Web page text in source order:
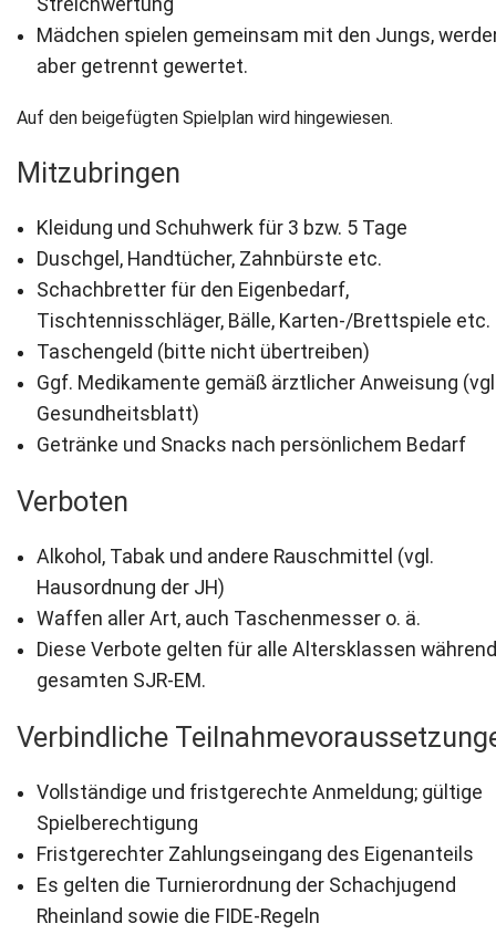
Mädchen spielen gemeinsam mit den Jungs,
aber getrennt gewertet.
Auf den beigefügten Spielplan wird hingewiesen.
Mitzubringen
Kleidung und Schuhwerk für 3 bzw. 5 Tage
Duschgel, Handtücher, Zahnbürste etc.
Schachbretter für den Eigenbedarf,
Tischtennisschläger, Bälle, Karten-/Brettspiele etc.
Taschengeld (bitte nicht übertreiben)
Ggf. Medikamente gemäß ärztlicher Anweisung
Gesundheitsblatt)
Getränke und Snacks nach persönlichem Bedarf
Verboten
Alkohol, Tabak und andere Rauschmittel (vgl.
Hausordnung der JH)
Waffen aller Art, auch Taschenmesser o. ä.
Diese Verbote gelten für alle Altersklassen
gesamten SJR-EM.
Verbindliche
Vollständige und fristgerechte Anmeldung; gültige
Spielberechtigung
Fristgerechter Zahlungseingang des Eigenanteils
Es gelten die Turnierordnung der Schachjugend
Rheinland sowie die FIDE-Regeln